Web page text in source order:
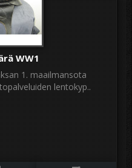
WW1
1. maailmansota
lentokyp..